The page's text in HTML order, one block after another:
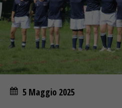
5 Maggio 2025